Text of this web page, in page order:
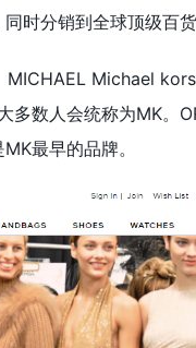
时分销到全球顶级百货
Michael
数人会统称为MK。
最早的品牌。